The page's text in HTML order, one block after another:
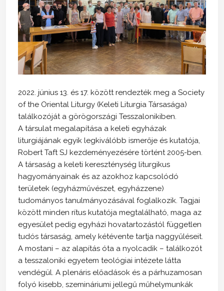
2022. június 13. és 17. között rendezték meg a Society
of the Oriental Liturgy (Keleti Liturgia Társasága)
találkozóját a görögországi Tesszalonikiben.
A társulat megalapítása a keleti egyházak
liturgiájának egyik legkiválóbb ismerője és kutatója,
Robert Taft SJ kezdeményezésére történt 2005-ben.
A társaság a keleti kereszténység liturgikus
hagyományainak és az azokhoz kapcsolódó
területek (egyházművészet, egyházzene)
tudományos tanulmányozásával foglalkozik. Tagjai
között minden rítus kutatója megtalálható, maga az
egyesület pedig egyházi hovatartozástól független
tudós társaság, amely kétévente tartja naggyűléseit.
A mostani – az alapítás óta a nyolcadik – találkozót
a tesszaloniki egyetem teológiai intézete látta
vendégül. A plenáris előadások és a párhuzamosan
folyó kisebb, szemináriumi jellegű műhelymunkák